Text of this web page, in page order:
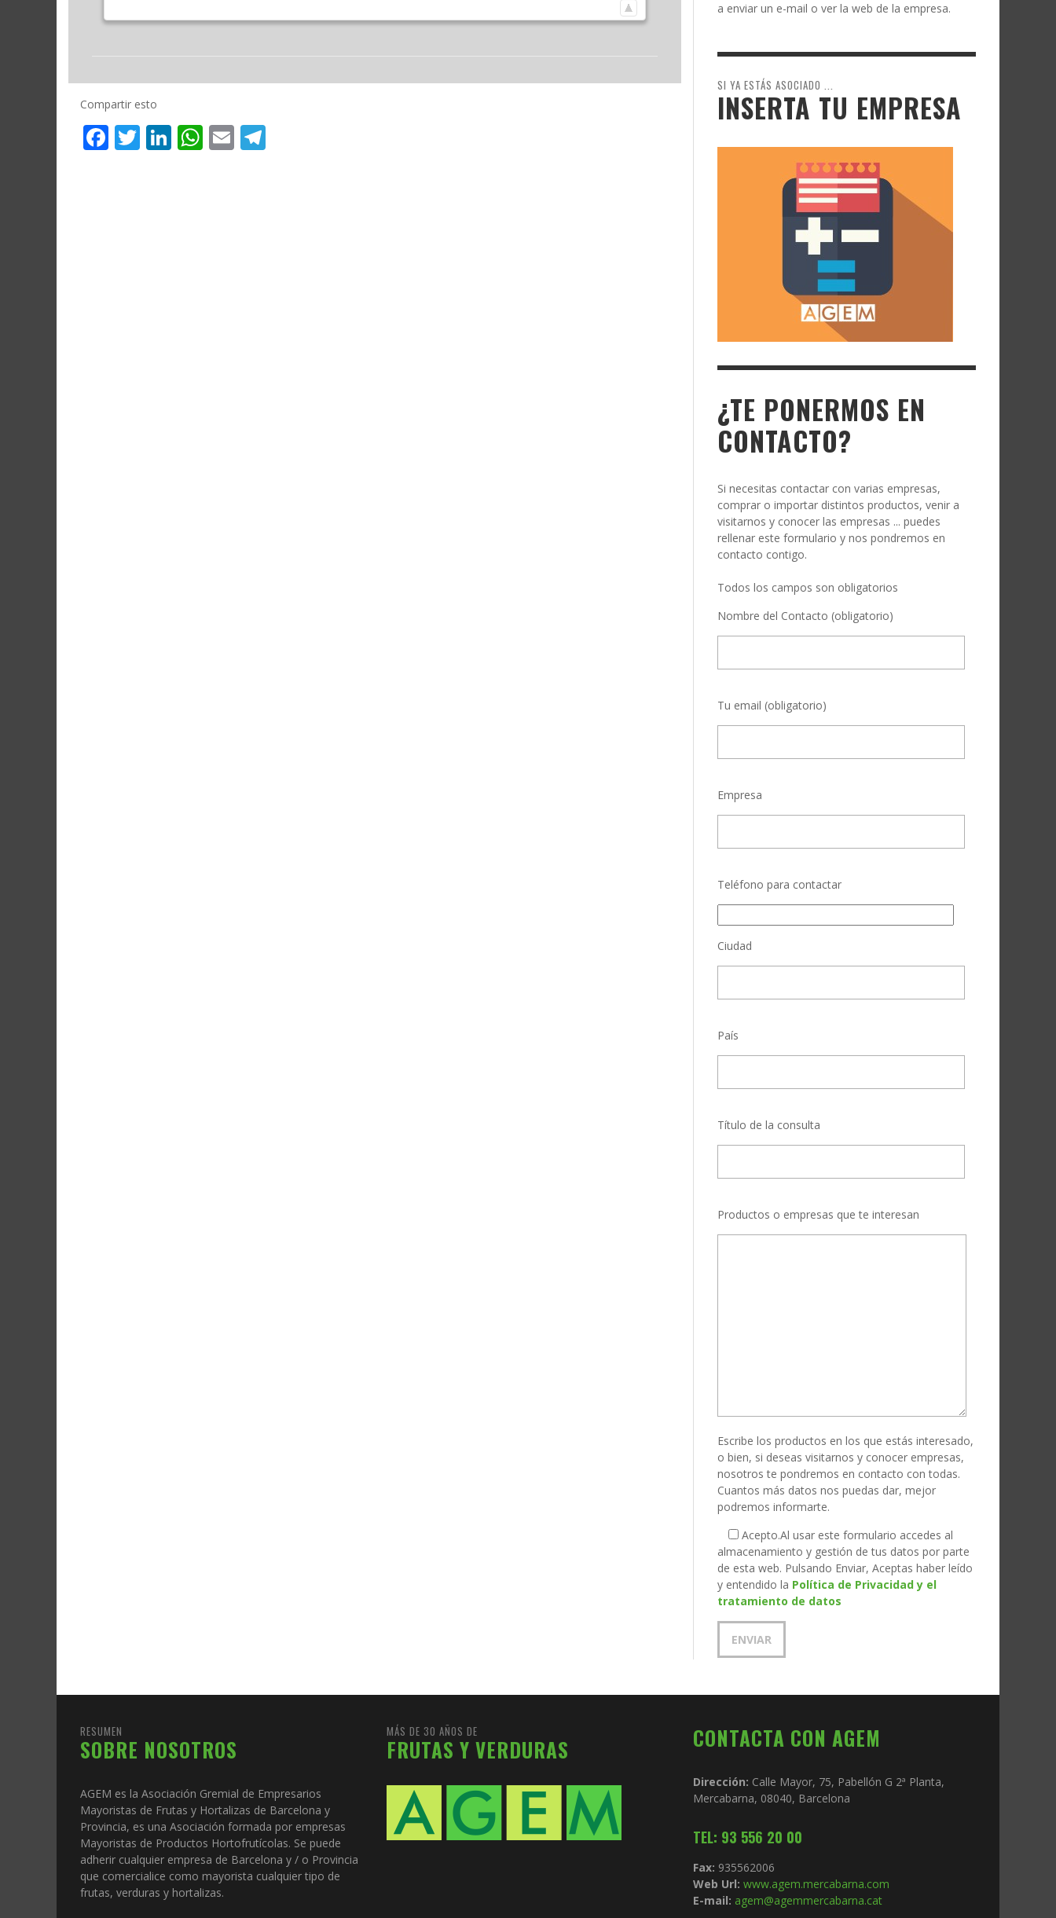
Compartir esto
Facebook
Twitter
LinkedIn
WhatsApp
Email
a enviar un e-mail o ver la web de la empresa.
SI YA ESTÁS ASOCIADO ...
INSERTA TU EMPRESA
¿TE PONERMOS EN
CONTACTO?
Si necesitas contactar con varias empresas,
comprar o importar distintos productos, venir a
visitarnos y conocer las empresas ... puedes
rellenar este formulario y nos pondremos en
contacto contigo.
Todos los campos son obligatorios
Nombre del Contacto (obligatorio)
Tu email (obligatorio)
Empresa
Teléfono para contactar
Ciudad
País
Título de la consulta
Productos o empresas que te interesan
Escribe los productos en los que estás interesado,
o bien, si deseas visitarnos y conocer empresas,
nosotros te pondremos en contacto con todas.
Cuantos más datos nos puedas dar, mejor
podremos informarte.
Acepto.Al usar este formulario accedes al
almacenamiento y gestión de tus datos por parte
de esta web. Pulsando Enviar, Aceptas haber leído
y entendido la Política de Privacidad y el
tratamiento de datos
RESUMEN
SOBRE NOSOTROS
AGEM es la Asociación Gremial de Empresarios
Mayoristas de Frutas y Hortalizas de Barcelona y
Provincia, es una Asociación formada por empresas
Mayoristas de Productos Hortofrutícolas. Se puede
adherir cualquier empresa de Barcelona y / o Provincia
que comercialice como mayorista cualquier tipo de
frutas, verduras y hortalizas.
MÁS DE 30 AÑOS DE
FRUTAS Y VERDURAS CONTACTA CON AGEM
Dirección: Calle Mayor, 75, Pabellón G 2ª Planta,
Mercabarna, 08040, Barcelona
TEL: 93 556 20 00
Fax: 935562006
Web Url: www.agem.mercabarna.com
E-mail: agem@agemmercabarna.cat